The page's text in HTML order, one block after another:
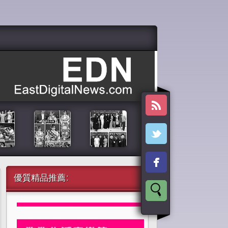
優質精品推薦: